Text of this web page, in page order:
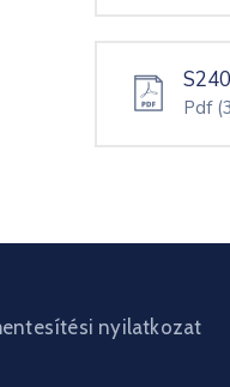
Pdf
nyilatkozat